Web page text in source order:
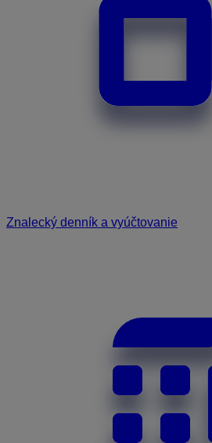
Znalecký denník a vyúčtovanie